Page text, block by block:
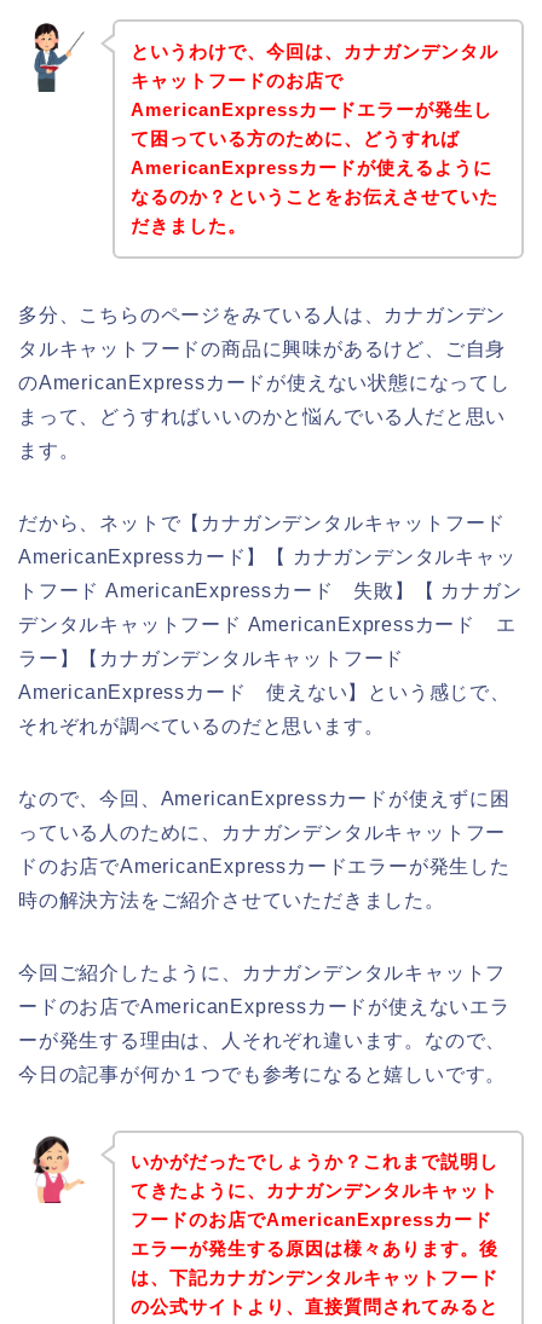
というわけで、今回は、カナガンデンタル
キャットフードのお店で
AmericanExpressカードエラーが発生し
て困っている方のために、どうすれば
AmericanExpressカードが使えるように
なるのか？ということをお伝えさせていた
だきました。
多分、こちらのページをみている人は、カナガンデン
タルキャットフードの商品に興味があるけど、ご自身
のAmericanExpressカードが使えない状態になってし
まって、どうすればいいのかと悩んでいる人だと思い
ます。
だから、ネットで【カナガンデンタルキャットフード
AmericanExpressカード】【 カナガンデンタルキャッ
トフード AmericanExpressカード 失敗】【 カナガン
デンタルキャットフード AmericanExpressカード エ
ラー】【カナガンデンタルキャットフード
AmericanExpressカード 使えない】という感じで、
それぞれが調べているのだと思います。
なので、今回、AmericanExpressカードが使えずに困
っている人のために、カナガンデンタルキャットフー
ドのお店でAmericanExpressカードエラーが発生した
時の解決方法をご紹介させていただきました。
今回ご紹介したように、カナガンデンタルキャットフ
ードのお店でAmericanExpressカードが使えないエラ
ーが発生する理由は、人それぞれ違います。なので、
今日の記事が何か１つでも参考になると嬉しいです。
いかがだったでしょうか？これまで説明し
てきたように、カナガンデンタルキャット
フードのお店でAmericanExpressカード
エラーが発生する原因は様々あります。後
は、下記カナガンデンタルキャットフード
の公式サイトより、直接質問されてみると